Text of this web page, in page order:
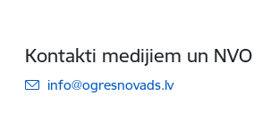
Kontakti medijiem un NVO
E-pasts:
info@ogresnovads.lv